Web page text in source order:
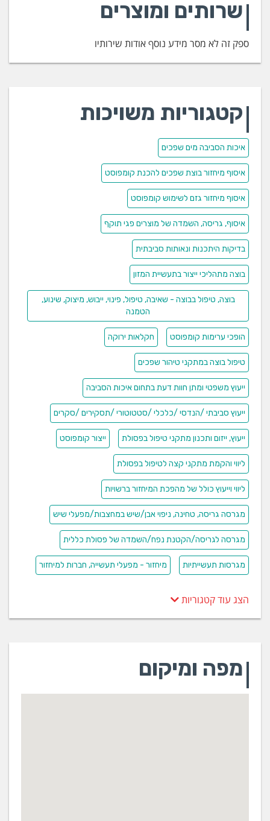
המיועדות לכמויות של טונות בודדות ועד למפעלים הערוכים
להתאים לכל לקוח את הפתרון הנכון, על פי כמויות הפסולת,
אפיון הפסולת, דרישות הרשויות והיכולות של הלקוח להקים
ולהפעיל מתקן טיפול. נתיב מיחזור ערוכה לשרת את המגזרים
ועוד – כל אחד על פי צרכיו הייחודיים.
שרותים ומוצרים
ספק זה לא מסר מידע נוסף אודות שירותיו
קטגוריות משויכות
איכות הסביבה מים שפכים
איסוף מיחזור בוצת שפכים להכנת קומפוסט
איסוף מיחזור גזם לשימוש קומפוסט
איסוף, גריסה, השמדה של מוצרים פגי תוקף
בדיקות היתכנות ונאותות סביבתית
בוצה מתהליכי ייצור בתעשיית המזון
בוצה, טיפול בבוצה - שאיבה, טיפול, פינוי, ייבוש, מיצוק, שינוע,
הטמנה
הופכי ערימות קומפוסט חקלאות ירוקה
טיפול בוצה במתקני טיהור שפכים
ייעוץ משפטי ומתן חוות דעת בתחום איכות הסביבה
ייעוץ סביבתי /הנדסי /כלכלי /סטטוטורי /תסקירים /סקרים
ייעוץ, ייזום ותכנון מתקני טיפול בפסולת ייצור קומפוסט
ליווי והקמת מתקני קצה לטיפול בפסולת
ליווי וייעוץ כולל של מהפכת המיחזור ברשויות
מגרסה גריסה, טחינה, ניפוי אבן/שיש במחצבות/מפעלי שיש
מגרסה לגריסה/הקטנת נפח/השמדה של פסולת כללית
מגרסות תעשייתיות מיחזור - מפעלי תעשייה, חברות למיחזור
הצג עוד קטגוריות
מפה ומיקום